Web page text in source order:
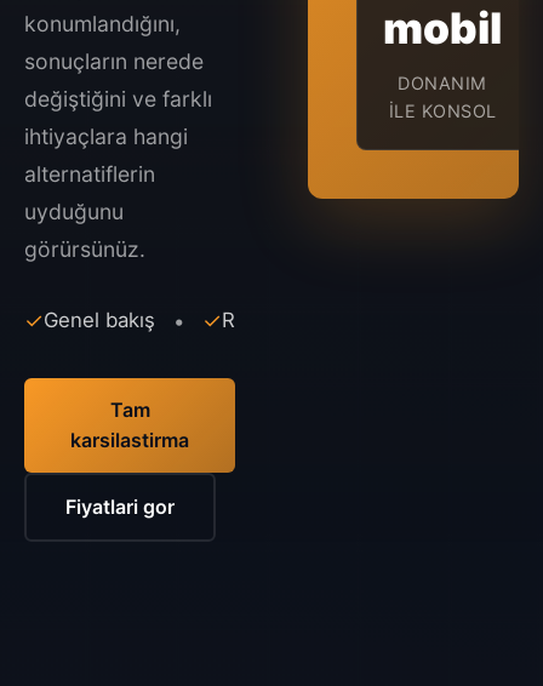
konumlandığını,
sonuçların nerede
değiştiğini ve farklı
ihtiyaçlara hangi
alternatiflerin
uyduğunu
görürsünüz.
✓Genel bakış • ✓Riskler
Tam
karsilastirma
Fiyatlari gor
mobil
DONANIM
ILE KONSOL